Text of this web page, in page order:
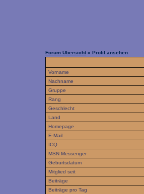
Forum Übersicht » Profil ansehen
Vorname
Nachname
Gruppe
Rang
Geschlecht
Land
Homepage
E-Mail
ICQ
MSN Messenger
Geburtsdatum
Mitglied seit
Beiträge
Beiträge pro Tag